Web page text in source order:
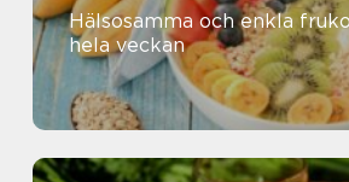
Hälsosamma och enkla
hela veckan